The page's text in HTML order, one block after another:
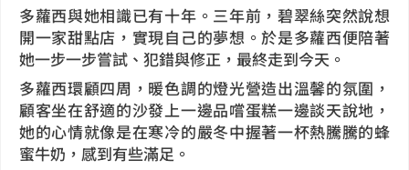
多蘿西與她相識已有十年。三年前，碧翠絲突然說想
開一家甜點店，實現自己的夢想。於是多蘿西便陪著
她一步一步嘗試、犯錯與修正，最終走到今天。
多蘿西環顧四周，暖色調的燈光營造出溫馨的氛圍，
顧客坐在舒適的沙發上一邊品嚐蛋糕一邊談天說地，
她的心情就像是在寒冷的嚴冬中握著一杯熱騰騰的蜂
蜜牛奶，感到有些滿足。